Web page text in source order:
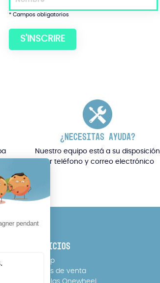
* Campos obligatorios
¿NECESITAS AYUDA?
Nuestro equipo está a su disposición
por teléfono y correo electrónico
SERVICIOS
E-Shop
Puntos de venta
Escuelas Onewheel